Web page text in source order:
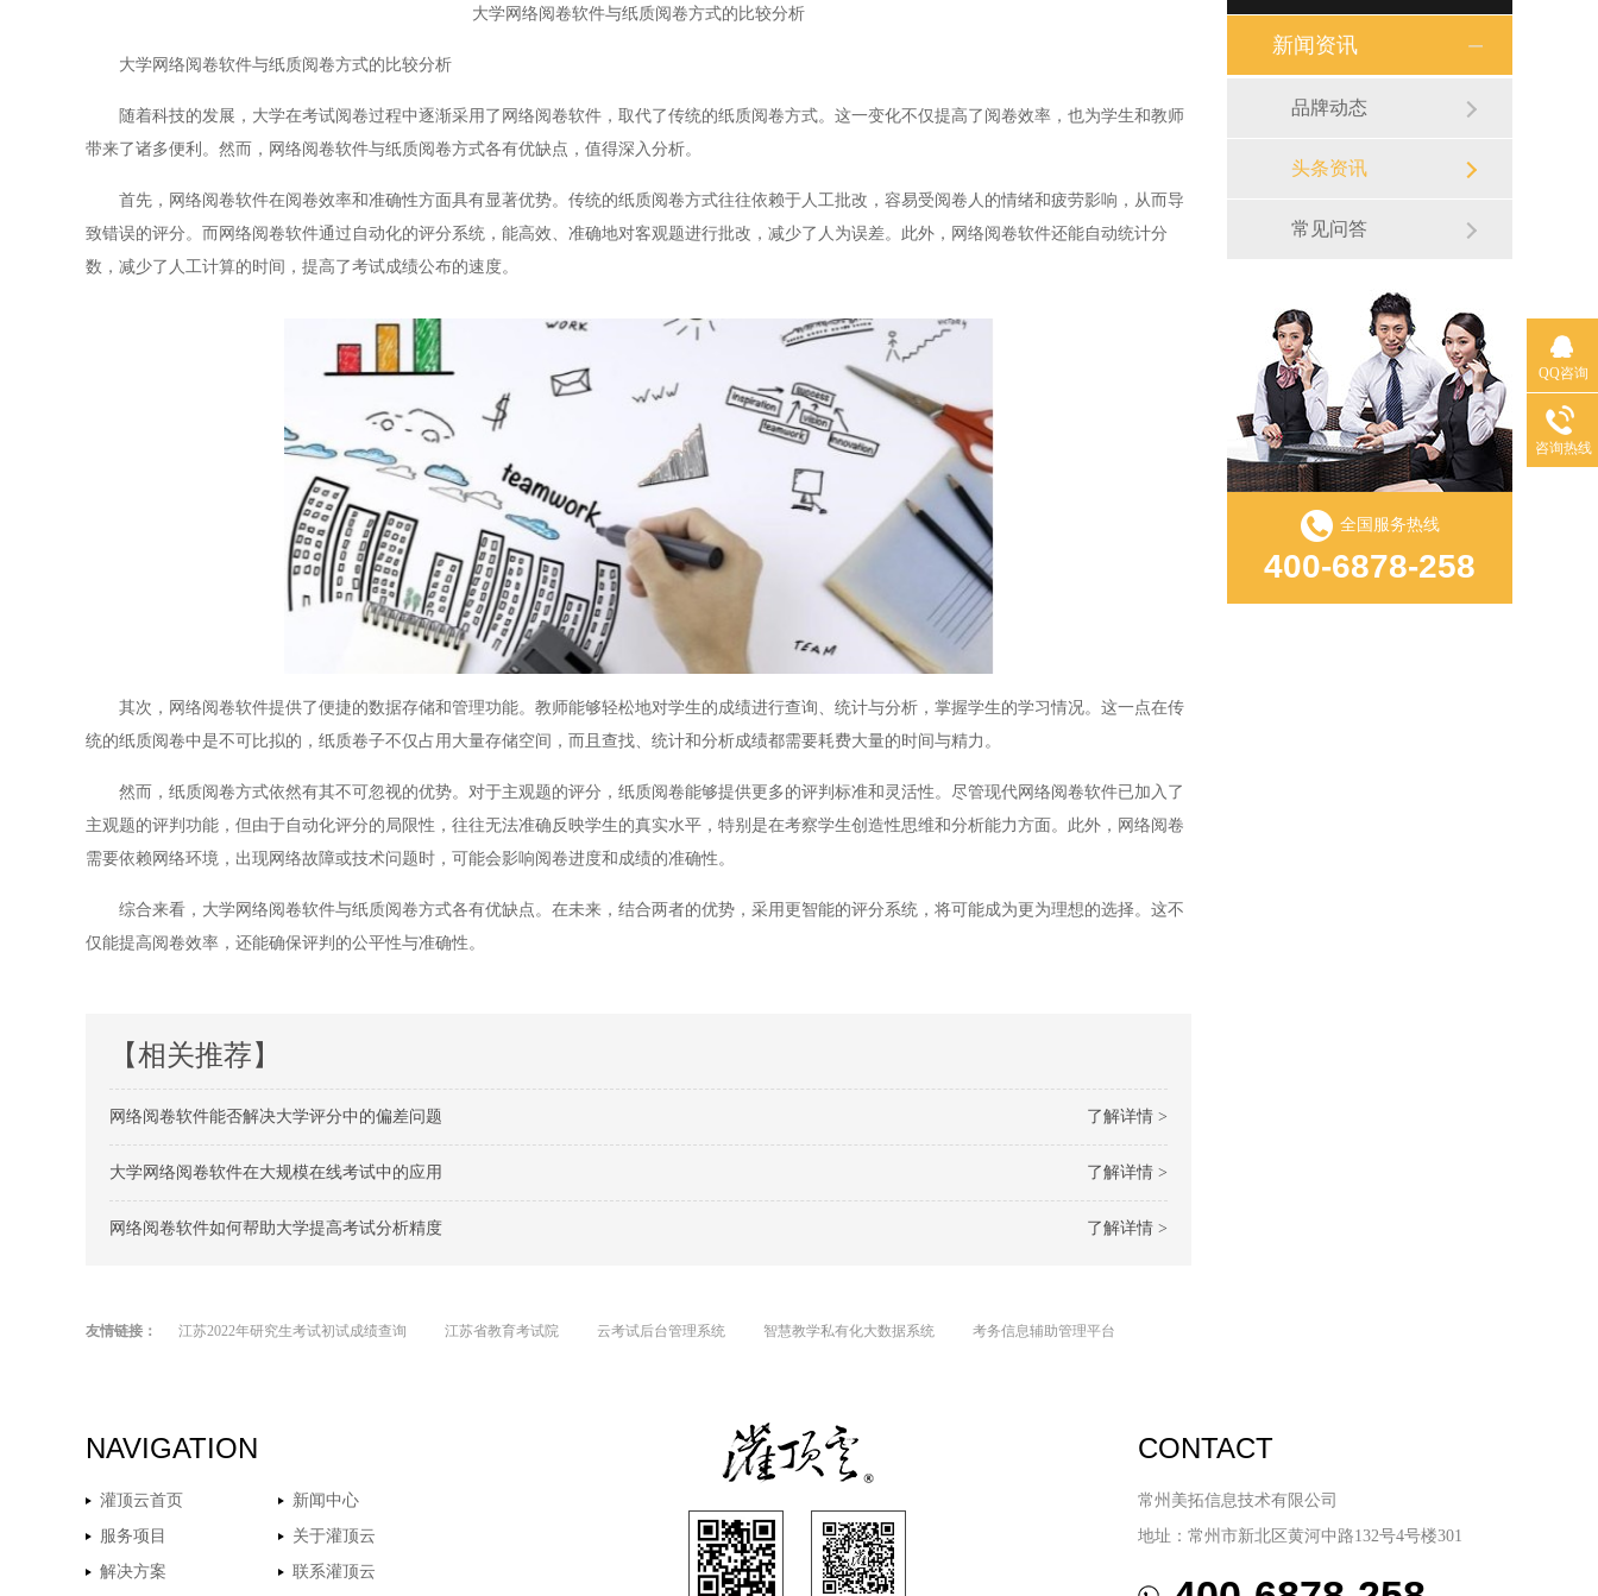
大学网络阅卷软件与纸质阅卷方式的比较分析
大学网络阅卷软件与纸质阅卷方式的比较分析
随着科技的发展，大学在考试阅卷过程中逐渐采用了网络阅卷软件，取代了传统的纸质阅卷方式。这一变化不仅提高了阅卷效率，也为学生和教师
带来了诸多便利。然而，网络阅卷软件与纸质阅卷方式各有优缺点，值得深入分析。
首先，网络阅卷软件在阅卷效率和准确性方面具有显著优势。传统的纸质阅卷方式往往依赖于人工批改，容易受阅卷人的情绪和疲劳影响，从而导
致错误的评分。而网络阅卷软件通过自动化的评分系统，能高效、准确地对客观题进行批改，减少了人为误差。此外，网络阅卷软件还能自动统计分
数，减少了人工计算的时间，提高了考试成绩公布的速度。
其次，网络阅卷软件提供了便捷的数据存储和管理功能。教师能够轻松地对学生的成绩进行查询、统计与分析，掌握学生的学习情况。这一点在传
统的纸质阅卷中是不可比拟的，纸质卷子不仅占用大量存储空间，而且查找、统计和分析成绩都需要耗费大量的时间与精力。
然而，纸质阅卷方式依然有其不可忽视的优势。对于主观题的评分，纸质阅卷能够提供更多的评判标准和灵活性。尽管现代网络阅卷软件已加入了
主观题的评判功能，但由于自动化评分的局限性，往往无法准确反映学生的真实水平，特别是在考察学生创造性思维和分析能力方面。此外，网络阅卷
需要依赖网络环境，出现网络故障或技术问题时，可能会影响阅卷进度和成绩的准确性。
综合来看，大学网络阅卷软件与纸质阅卷方式各有优缺点。在未来，结合两者的优势，采用更智能的评分系统，将可能成为更为理想的选择。这不
仅能提高阅卷效率，还能确保评判的公平性与准确性。
【相关推荐】
了解详情 >
网络阅卷软件能否解决大学评分中的偏差问题
了解详情 >
大学网络阅卷软件在大规模在线考试中的应用
了解详情 >
网络阅卷软件如何帮助大学提高考试分析精度
新闻资讯
品牌动态
头条资讯
常见问答
全国服务热线
400-6878-258
友情链接： 江苏2022年研究生考试初试成绩查询 江苏省教育考试院 云考试后台管理系统 智慧教学私有化大数据系统 考务信息辅助管理平台
NAVIGATION
灌顶云首页
新闻中心
服务项目
关于灌顶云
解决方案
联系灌顶云
CONTACT
常州美拓信息技术有限公司
地址：常州市新北区黄河中路132号4号楼301
QQ咨询
咨询热线